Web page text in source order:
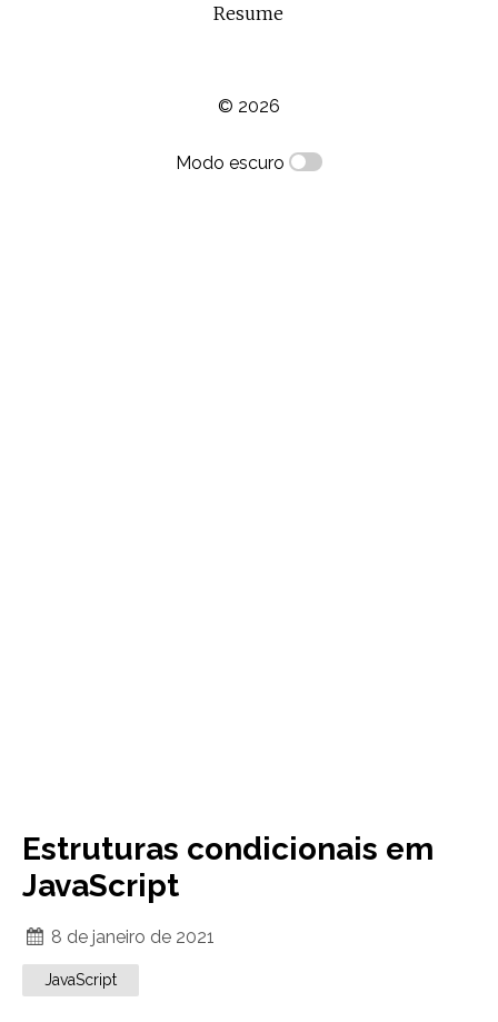
Resume
© 2026
Modo escuro
Estruturas condicionais em
JavaScript
8 de janeiro de 2021
JavaScript